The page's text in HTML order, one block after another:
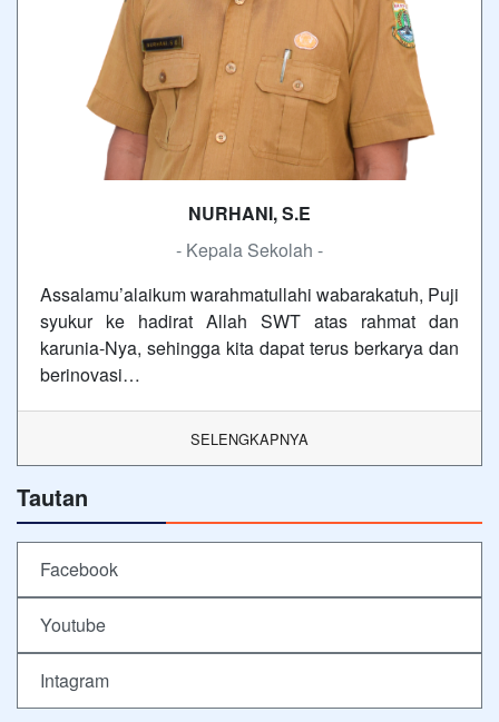
NURHANI, S.E
- Kepala Sekolah -
Assalamu’alaikum warahmatullahi wabarakatuh, Puji
syukur ke hadirat Allah SWT atas rahmat dan
karunia-Nya, sehingga kita dapat terus berkarya dan
berinovasi…
SELENGKAPNYA
Tautan
Facebook
Youtube
Intagram